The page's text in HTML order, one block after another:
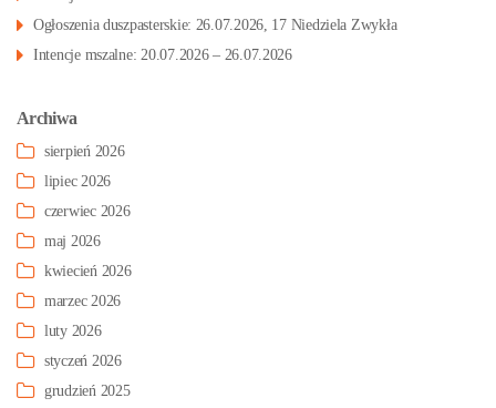
Ogłoszenia duszpasterskie: 26.07.2026, 17 Niedziela Zwykła
Intencje mszalne: 20.07.2026 – 26.07.2026
Archiwa
sierpień 2026
lipiec 2026
czerwiec 2026
maj 2026
kwiecień 2026
marzec 2026
luty 2026
styczeń 2026
grudzień 2025